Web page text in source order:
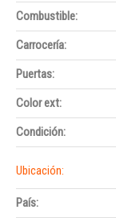
Combustible:
Carrocería:
Puertas:
Color ext:
Condición:
Ubicación:
País: